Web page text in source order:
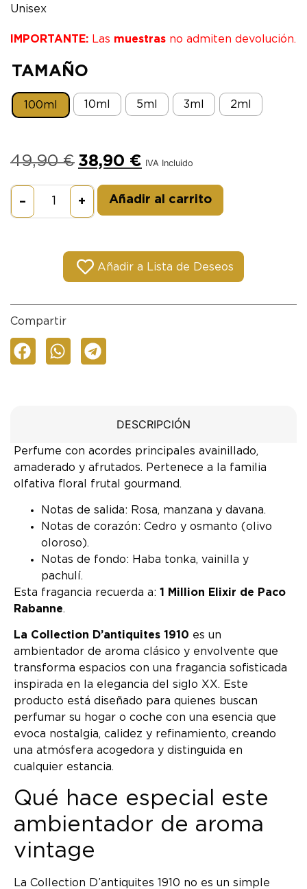
Unisex
IMPORTANTE: Las muestras no admiten devolución.
TAMAÑO
100ml 10ml 5ml 3ml 2ml
49,90€ 38,90 € IVA Incluido
– + Añadir al carrito
Añadir a Lista de Deseos
Compartir
DESCRIPCIÓN
Perfume con acordes principales avainillado,
amaderado y afrutados. Pertenece a la familia
olfativa floral frutal gourmand.
Notas de salida: Rosa, manzana y davana.
Notas de corazón: Cedro y osmanto (olivo
oloroso).
Notas de fondo: Haba tonka, vainilla y
pachulí.
Esta fragancia recuerda a: 1 Million Elixir de Paco
Rabanne.
La Collection D’antiquites 1910 es un
ambientador de aroma clásico y envolvente que
transforma espacios con una fragancia sofisticada
inspirada en la elegancia del siglo XX. Este
producto está diseñado para quienes buscan
perfumar su hogar o coche con una esencia que
evoca nostalgia, calidez y refinamiento, creando
una atmósfera acogedora y distinguida en
cualquier estancia.
Qué hace especial este
ambientador de aroma
vintage
La Collection D’antiquites 1910 no es un simple